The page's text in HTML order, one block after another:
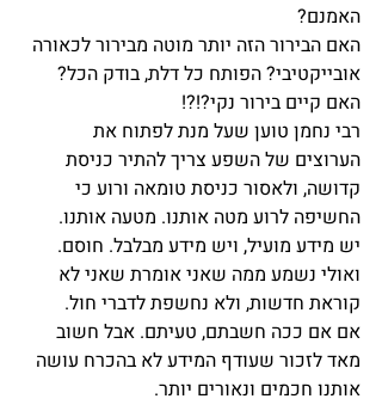
האמנם?
האם הבירור הזה יותר מוטה מבירור לכאורה
אובייקטיבי? הפותח כל דלת, בודק הכל?
האם קיים בירור נקי?!?!
רבי נחמן טוען שעל מנת לפתוח את
הערוצים של השפע צריך להתיר כניסת
קדושה, ולאסור כניסת טומאה ורוע כי
החשיפה לרוע מטה אותנו. מטעה אותנו.
יש מידע מועיל, ויש מידע מבלבל. חוסם.
ואולי נשמע ממה שאני אומרת שאני לא
קוראת חדשות, ולא נחשפת לדברי חול.
אם אם ככה חשבתם, טעיתם. אבל חשוב
מאד לזכור שעודף המידע לא בהכרח עושה
אותנו חכמים ונאורים יותר.